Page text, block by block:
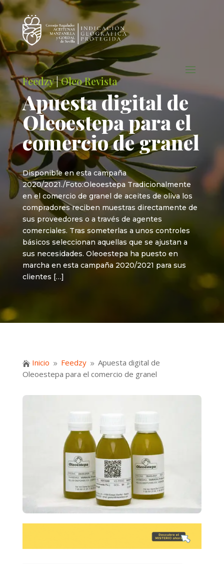
Feedzy|Oleo Revista
Apuesta digital de
Oleoestepa para el
comercio de granel
Disponible en esta campaña
2020/2021./Foto:Oleoestepa Tradicionalmente
en el comercio de granel de aceites de oliva los
compradores reciben muestras directamente de
sus proveedores o a través de agentes
comerciales. Tras someterlas a unos controles
básicos seleccionan aquellas que se ajustan a
sus necesidades. Oleoestepa ha puesto en
marcha en esta campaña 2020/2021 para sus
clientes […]
 Inicio 9 Feedzy 9 Apuesta digital de
Oleoestepa para el comercio de granel